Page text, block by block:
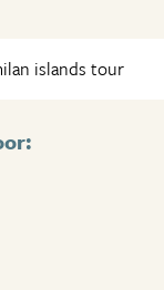
islands tour